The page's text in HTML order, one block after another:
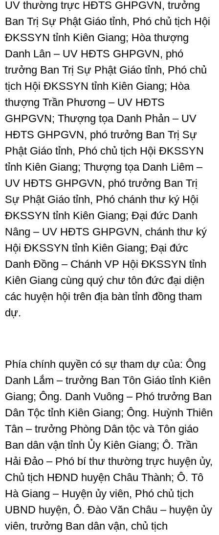
UV thường trực HĐTS GHPGVN, trưởng
Ban Trị Sự Phật Giáo tỉnh, Phó chủ tịch Hội
ĐKSSYN tỉnh Kiên Giang; Hòa thượng
Danh Lân – UV HĐTS GHPGVN, phó
trưởng Ban Trị Sự Phật Giáo tỉnh, Phó chủ
tịch Hội ĐKSSYN tỉnh Kiên Giang; Hòa
thượng Trần Phương – UV HĐTS
GHPGVN; Thượng tọa Danh Phản – UV
HĐTS GHPGVN, phó trưởng Ban Trị Sự
Phật Giáo tỉnh, Phó chủ tịch Hội ĐKSSYN
tỉnh Kiên Giang; Thượng tọa Danh Liêm –
UV HĐTS GHPGVN, phó trưởng Ban Trị
Sự Phật Giáo tỉnh, Phó chánh thư ký Hội
ĐKSSYN tỉnh Kiên Giang; Đại đức Danh
Nâng – UV HĐTS GHPGVN, chánh thư ký
Hội ĐKSSYN tỉnh Kiên Giang; Đại đức
Danh Đồng – Chánh VP Hội ĐKSSYN tỉnh
Kiên Giang cùng quý chư tôn đức đại diện
các huyện hội trên địa bàn tỉnh đồng tham
dự.
Phía chính quyền có sự tham dự của: Ông
Danh Lắm – trưởng Ban Tôn Giáo tỉnh Kiên
Giang; Ông. Danh Vuông – Phó trưởng Ban
Dân Tộc tỉnh Kiên Giang; Ông. Huỳnh Thiên
Tân – trưởng Phòng Dân tộc và Tôn giáo
Ban dân vận tỉnh Ủy Kiên Giang; Ô. Trần
Hải Đảo – Phó bí thư thường trực huyện ủy,
Chủ tịch HĐND huyện Châu Thành; Ô. Tô
Hà Giang – Huyện ủy viên, Phó chủ tịch
UBND huyện, Ô. Đào Văn Châu – huyện ủy
viên, trưởng Ban dân vận, chủ tịch